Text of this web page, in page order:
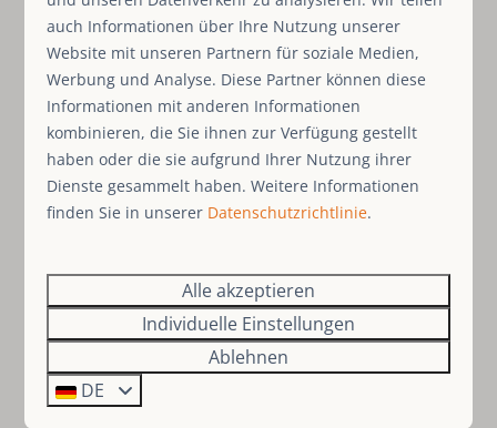
Willingen
auch Informationen über Ihre Nutzung unserer
Website mit unseren Partnern für soziale Medien,
Werbung und Analyse. Diese Partner können diese
Informationen mit anderen Informationen
kombinieren, die Sie ihnen zur Verfügung gestellt
haben oder die sie aufgrund Ihrer Nutzung ihrer
Dienste gesammelt haben. Weitere Informationen
finden Sie in unserer Datenschutzrichtlinie.
Alle akzeptieren
Individuelle Einstellungen
Ablehnen
DE